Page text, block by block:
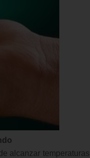
alcanzar temperaturas